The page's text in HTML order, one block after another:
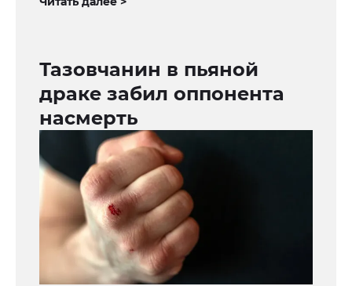
Тазовчанин в пьяной
драке забил оппонента
насмерть